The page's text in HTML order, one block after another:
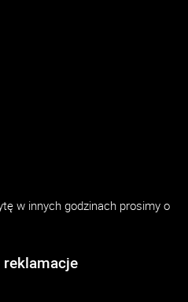
w innych godzinach prosimy o